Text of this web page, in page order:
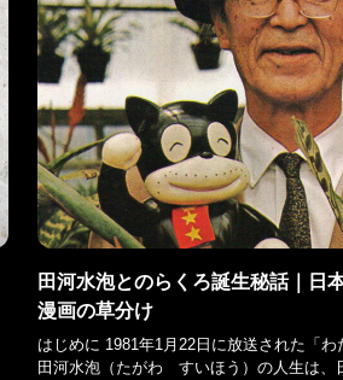
田河水泡とのらくろ誕生秘話｜日
漫画の草分け
はじめに 1981年1月22日に放送された「
田河水泡（たがわ すいほう）の人生は、